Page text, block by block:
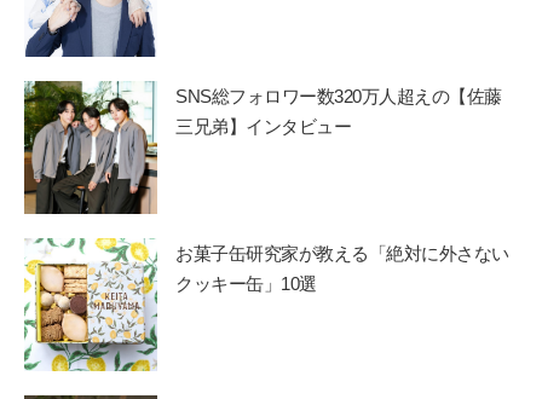
SNS総フォロワー数320万人超えの【佐藤
三兄弟】インタビュー
お菓子缶研究家が教える「絶対に外さない
クッキー缶」10選